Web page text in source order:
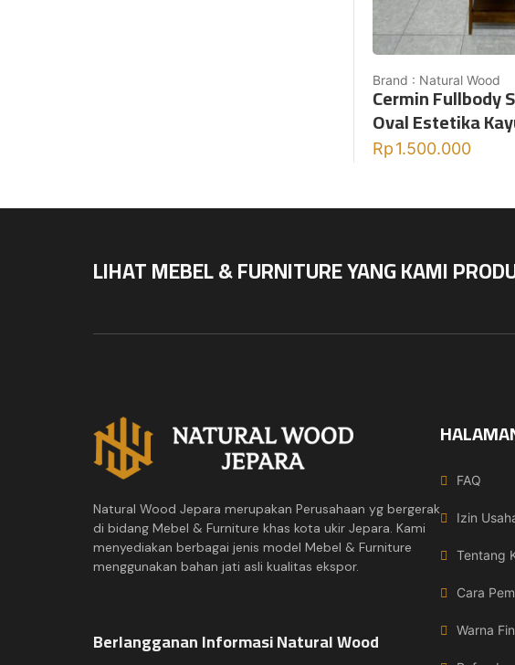
Brand : Natural Wood
Cermin Fullbody
Oval Estetika
Rp1.500.000
LIHAT MEBEL & FURNITURE YANG KAMI
Natural Wood Jepara merupakan Perusahaan yg bergerak
di bidang Mebel & Furniture khas kota ukir Jepara. Kami
menyediakan berbagai jenis model Mebel & Furniture
menggunakan bahan jati asli kualitas ekspor.
Berlangganan Informasi Natural Wood
FAQ
Izin
Tentang
Cara
Warna